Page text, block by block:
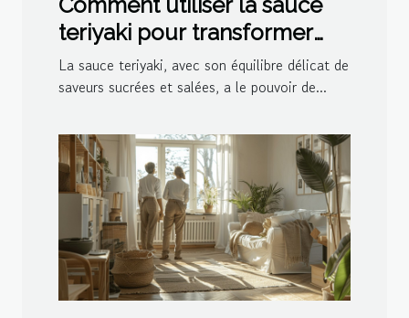
teriyaki pour transformer
vos plats
La sauce teriyaki, avec son équilibre délicat de
saveurs sucrées et salées, a le pouvoir de...